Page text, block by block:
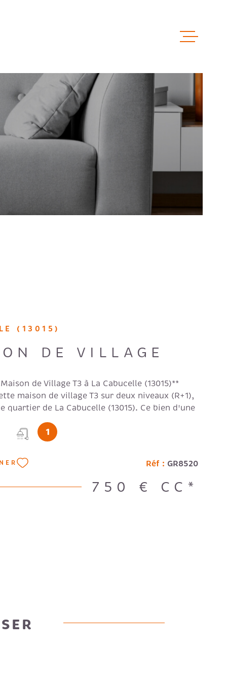
VENTES
AVIS
(13015)
DE VILLAGE
de Village T3 à La Cabucelle (13015)**
maison de village T3 sur deux niveaux (R+1),
quartier de La Cabucelle (13015). Ce bien d'une
comprend un séjour, une cuisine, une grande
petite chambre, une salle d'eau avec WC. La
ancienne et le bien est en bon état. Le
des travaux. Les sols sont recouverts de
parquet. L'exposition est claire. Le
individuel électrique. Ce bien est situé à
bus, des écoles et des commerces. Charges
1
Réf : GR8520
750 € CC*